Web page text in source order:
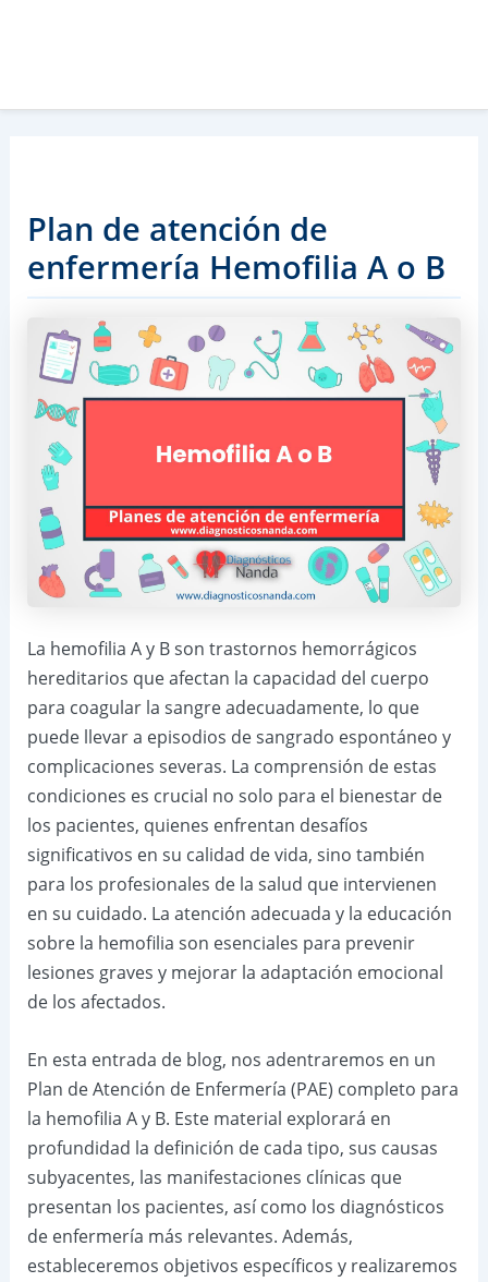
Plan de atención de
enfermería Hemofilia A o B
La hemofilia A y B son trastornos hemorrágicos
hereditarios que afectan la capacidad del cuerpo
para coagular la sangre adecuadamente, lo que
puede llevar a episodios de sangrado espontáneo y
complicaciones severas. La comprensión de estas
condiciones es crucial no solo para el bienestar de
los pacientes, quienes enfrentan desafíos
significativos en su calidad de vida, sino también
para los profesionales de la salud que intervienen
en su cuidado. La atención adecuada y la educación
sobre la hemofilia son esenciales para prevenir
lesiones graves y mejorar la adaptación emocional
de los afectados.
En esta entrada de blog, nos adentraremos en un
Plan de Atención de Enfermería (PAE) completo para
la hemofilia A y B. Este material explorará en
profundidad la definición de cada tipo, sus causas
subyacentes, las manifestaciones clínicas que
presentan los pacientes, así como los diagnósticos
de enfermería más relevantes. Además,
estableceremos objetivos específicos y realizaremos